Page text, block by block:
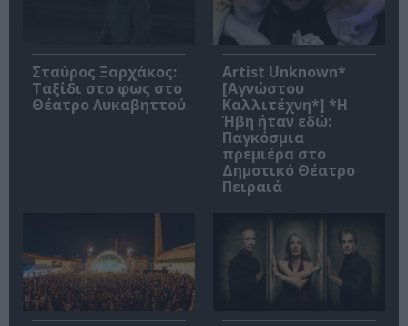
Σταύρος Ξαρχάκος:
Ταξίδι στο φως στο
Θέατρο Λυκαβηττού
Artist Unknown*
[Αγνώστου
Καλλιτέχνη*] *Η
Ήβη ήταν εδώ:
Παγκόσμια
πρεμιέρα στο
Δημοτικό Θέατρο
Πειραιά